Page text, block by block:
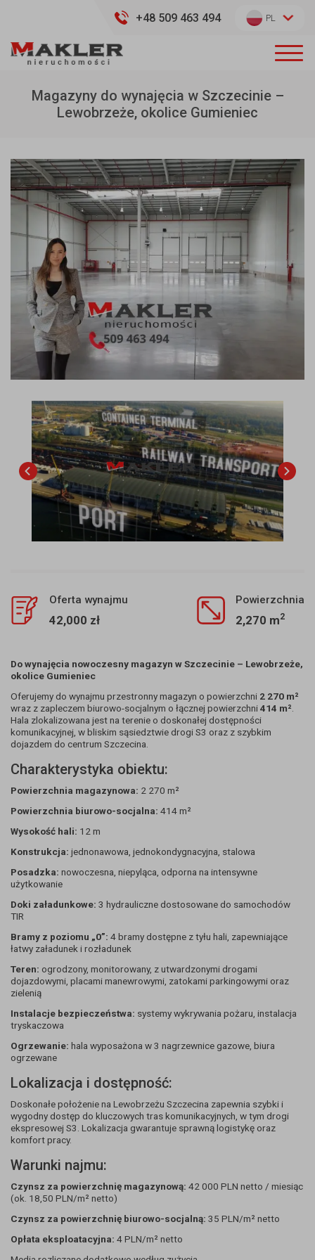
+48 509 463 494 PL
Magazyny do wynajęcia w Szczecinie –
Lewobrzeże, okolice Gumieniec
Oferta wynajmu
42,000 zł
Powierzchnia
2,270 m2
Do wynajęcia nowoczesny magazyn w Szczecinie – Lewobrzeże,
okolice Gumieniec
Oferujemy do wynajmu przestronny magazyn o powierzchni 2 270 m²
wraz z zapleczem biurowo-socjalnym o łącznej powierzchni414 m²
Hala zlokalizowana jest na terenie o doskonałej dostępności
komunikacyjnej, w bliskim sąsiedztwie drogi S3 oraz z szybkim
dojazdem do centrum Szczecina.
Charakterystyka obiektu:
Powierzchnia magazynowa: 2 270 m²
Powierzchnia biurowo-socjalna: 414 m²
Wysokość hali: 12 m
Konstrukcja: jednonawowa, jednokondygnacyjna, stalowa
Posadzka: nowoczesna, niepyląca, odporna na intensywne
użytkowanie
Doki załadunkowe: 3 hydrauliczne dostosowane do samochodów
TIR
Bramy z poziomu „0”: 4 bramy dostępne z tyłu hali, zapewniające
łatwy załadunek i rozładunek
Teren: ogrodzony, monitorowany, z utwardzonymi drogami
dojazdowymi, placami manewrowymi, zatokami parkingowymi oraz
zielenią
Instalacje bezpieczeństwa: systemy wykrywania pożaru, instalacja
tryskaczowa
Ogrzewanie: hala wyposażona w 3 nagrzewnice gazowe, biura
ogrzewane
Lokalizacja i dostępność:
Doskonałe położenie na Lewobrzeżu Szczecina zapewnia szybki i
wygodny dostęp do kluczowych tras komunikacyjnych, w tym drogi
ekspresowej S3. Lokalizacja gwarantuje sprawną logistykę oraz
komfort pracy.
Warunki najmu:
Czynsz za powierzchnię magazynową: 42 000 PLN netto / miesiąc
(ok. 18,50 PLN/m² netto)
Czynsz za powierzchnię biurowo-socjalną: 35 PLN/m² netto
Opłata eksploatacyjna: 4 PLN/m² netto